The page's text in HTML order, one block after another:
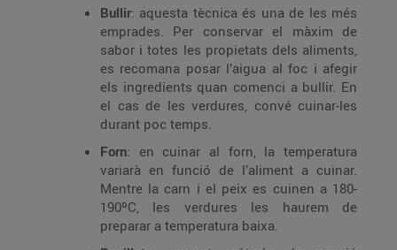
Bullir: aquesta tècnica és una de les més
emprades. Per conservar el màxim de
sabor i totes les propietats dels aliments,
es recomana posar l’aigua al foc i afegir
els ingredients quan comenci a bullir. En
el cas de les verdures, convé cuinar-les
durant poc temps.
Forn: en cuinar al forn, la temperatura
variarà en funció de l’aliment a cuinar.
Mentre la carn i el peix es cuinen a 180-
190ºC, les verdures les haurem de
preparar a temperatura baixa.